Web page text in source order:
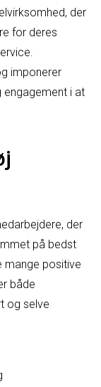
der
for deres
imponerer
engagement i at
der
på bedst
mange positive
både
og selve